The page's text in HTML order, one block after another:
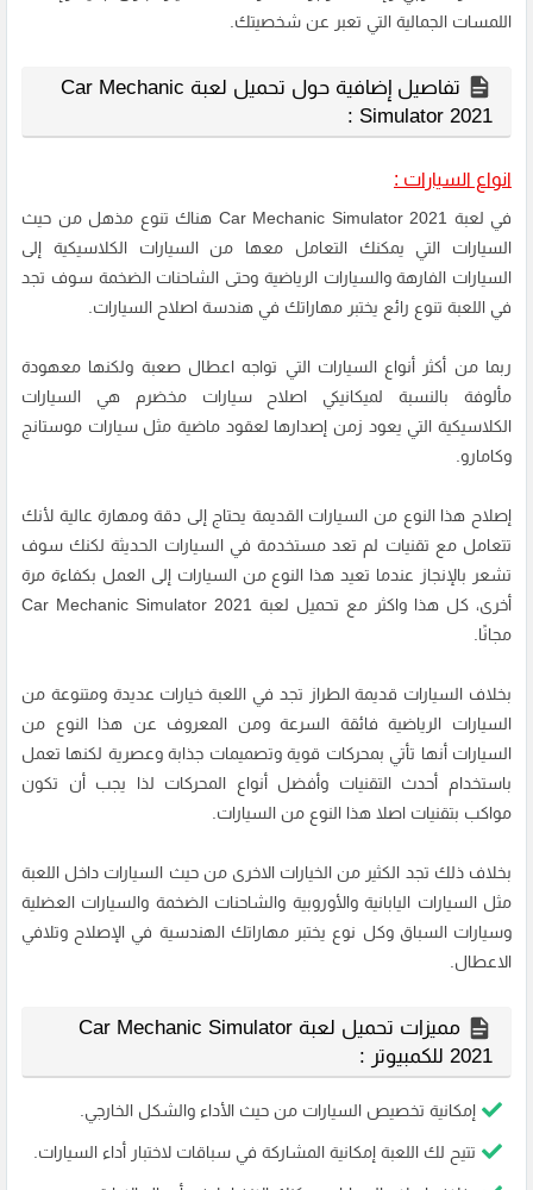
اللمسات الجمالية التي تعبر عن شخصيتك.
تفاصيل إضافية حول تحميل لعبة Car Mechanic
Simulator 2021 :
انواع السيارات :
في لعبة Car Mechanic Simulator 2021 هناك تنوع مذهل من حيث
السيارات التي يمكنك التعامل معها من السيارات الكلاسيكية إلى
السيارات الفارهة والسيارات الرياضية وحتى الشاحنات الضخمة سوف تجد
في اللعبة تنوع رائع يختبر مهاراتك في هندسة اصلاح السيارات.
ربما من أكثر أنواع السيارات التي تواجه اعطال صعبة ولكنها معهودة
مألوفة بالنسبة لميكانيكي اصلاح سيارات مخضرم هي السيارات
الكلاسيكية التي يعود زمن إصدارها لعقود ماضية مثل سيارات موستانج
وكامارو.
إصلاح هذا النوع من السيارات القديمة يحتاج إلى دقة ومهارة عالية لأنك
تتعامل مع تقنيات لم تعد مستخدمة في السيارات الحديثة لكنك سوف
تشعر بالإنجاز عندما تعيد هذا النوع من السيارات إلى العمل بكفاءة مرة
أخرى، كل هذا واكثر مع تحميل لعبة Car Mechanic Simulator 2021
مجانًا.
بخلاف السيارات قديمة الطراز تجد في اللعبة خيارات عديدة ومتنوعة من
السيارات الرياضية فائقة السرعة ومن المعروف عن هذا النوع من
السيارات أنها تأتي بمحركات قوية وتصميمات جذابة وعصرية لكنها تعمل
باستخدام أحدث التقنيات وأفضل أنواع المحركات لذا يجب أن تكون
مواكب بتقنيات اصلا هذا النوع من السيارات.
بخلاف ذلك تجد الكثير من الخيارات الاخرى من حيث السيارات داخل اللعبة
مثل السيارات اليابانية والأوروبية والشاحنات الضخمة والسيارات العضلية
وسيارات السباق وكل نوع يختبر مهاراتك الهندسية في الإصلاح وتلافي
الاعطال.
مميزات تحميل لعبة Car Mechanic Simulator
2021 للكمبيوتر :
إمكانية تخصيص السيارات من حيث الأداء والشكل الخارجي.
تتيح لك اللعبة إمكانية المشاركة في سباقات لاختبار أداء السيارات.